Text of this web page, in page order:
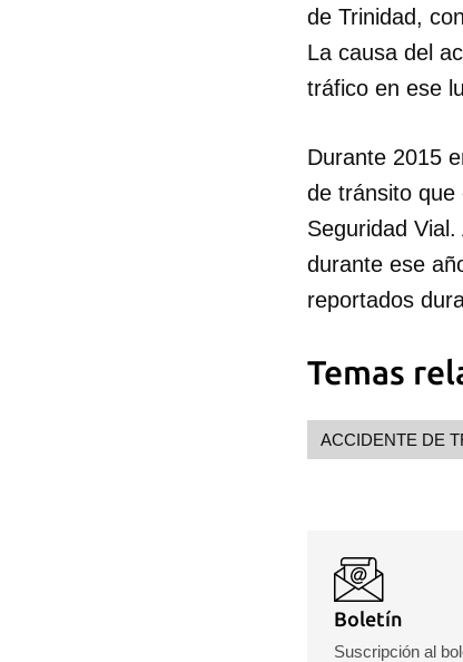
de Trinidad,
La causa del
tráfico en ese
Durante 2015
de tránsito que
Seguridad
durante ese
reportados
Temas
ACCIDENTE DE
Boletín
Suscripción al